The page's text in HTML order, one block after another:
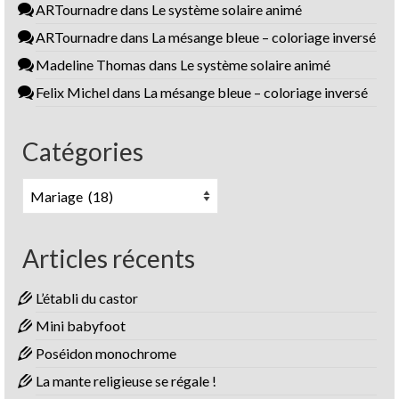
ARTournadredans Le système solaire animé
ARTournadredans La mésange bleue – coloriage inversé
Madeline Thomas dans Le système solaire animé
Felix Micheldans La mésange bleue – coloriage inversé
Catégories
Catégories
Articles récents
L’établi du castor
Mini babyfoot
Poséidon monochrome
La mante religieuse se régale !